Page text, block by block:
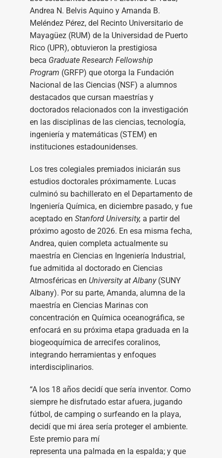
Andrea N. Belvis Aquino y Amanda B.
Meléndez Pérez, del Recinto Universitario de
Mayagüez (RUM) de la Universidad de Puerto
Rico (UPR), obtuvieron la prestigiosa
beca Graduate Research Fellowship
Program (GRFP) que otorga la Fundación
Nacional de las Ciencias (NSF) a alumnos
destacados que cursan maestrías y
doctorados relacionados con la investigación
en las disciplinas de las ciencias, tecnología,
ingeniería y matemáticas (STEM) en
instituciones estadounidenses.
Los tres colegiales premiados iniciarán sus
estudios doctorales próximamente. Lucas
culminó su bachillerato en el Departamento de
Ingeniería Química, en diciembre pasado, y fue
aceptado en Stanford University, a partir del
próximo agosto de 2026. En esa misma fecha,
Andrea, quien completa actualmente su
maestría en Ciencias en Ingeniería Industrial,
fue admitida al doctorado en Ciencias
Atmosféricas en University at Albany(SUNY
Albany). Por su parte, Amanda, alumna de la
maestría en Ciencias Marinas con
concentración en Química oceanográfica, se
enfocará en su próxima etapa graduada en la
biogeoquímica de arrecifes coralinos,
integrando herramientas y enfoques
interdisciplinarios.
“A los 18 años decidí que sería inventor. Como
siempre he disfrutado estar afuera, jugando
fútbol, de camping o surfeando en la playa,
decidí que mi área sería proteger el ambiente.
Este premio para mí
representa una palmada en la espalda; y que